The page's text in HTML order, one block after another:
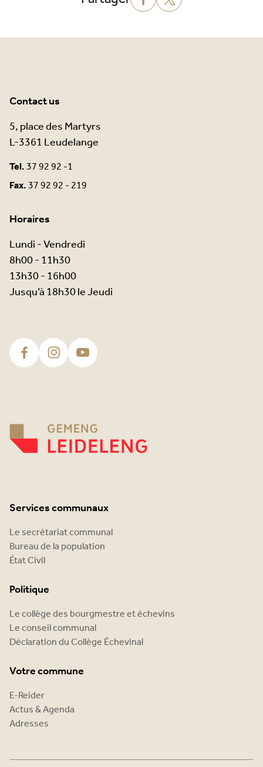
Contact us
5, place des Martyrs
L-3361 Leudelange
Tel.37 92 92 -1
Fax.37 92 92 - 219
Horaires
Lundi - Vendredi
8h00 - 11h30
13h30 - 16h00
Jusqu’à 18h30 le Jeudi
Services communaux
Le secrétariat communal
Bureau de la population
État Civil
Politique
Le collège des bourgmestre et échevins
Le conseil communal
Déclaration du Collège Échevinal
Votre commune
E-Reider
Actus & Agenda
Adresses